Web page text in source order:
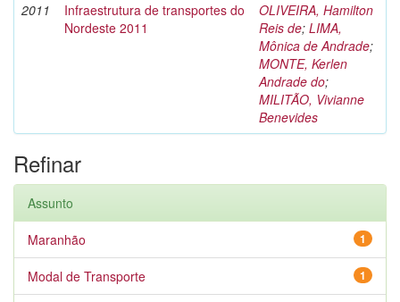
2011
Infraestrutura de transportes do
Nordeste 2011
OLIVEIRA, Hamilton
Reis de; LIMA,
Mônica de Andrade;
MONTE, Kerlen
Andrade do;
MILITÃO, Vivianne
Benevides
Refinar
Assunto
1
Maranhão
1
Modal de Transporte